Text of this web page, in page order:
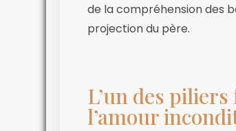
de la compréhension des
projection du père.
L’un des
l’amour